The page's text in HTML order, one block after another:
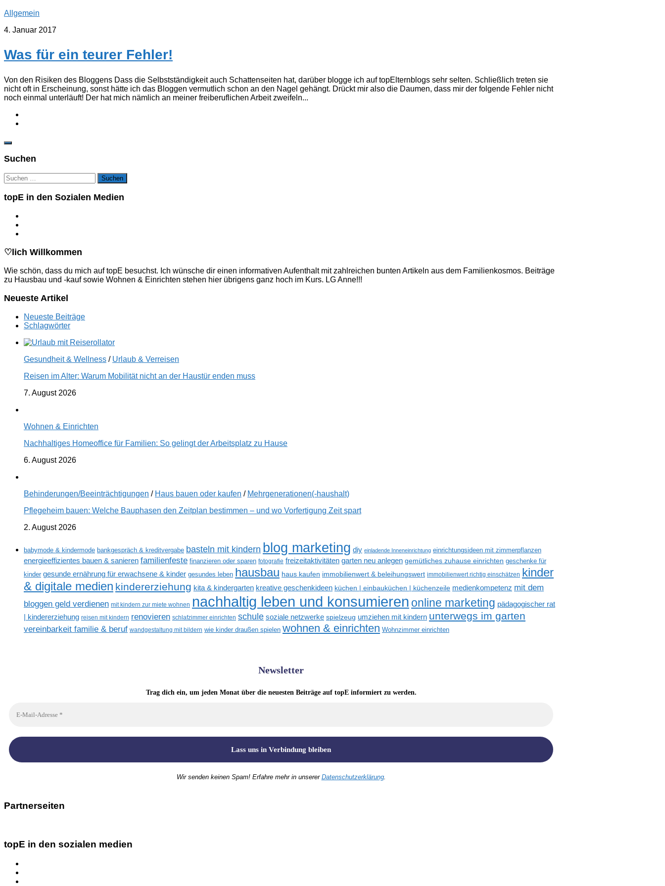
Allgemein
4. Januar 2017
Was für ein teurer Fehler!
Von den Risiken des Bloggens Dass die Selbstständigkeit auch Schattenseiten hat, darüber blogge ich auf topElternblogs sehr selten. Schließlich treten sie
nicht oft in Erscheinung, sonst hätte ich das Bloggen vermutlich schon an den Nagel gehängt. Drückt mir also die Daumen, dass mir der folgende Fehler nicht
noch einmal unterläuft! Der hat mich nämlich an meiner freiberuflichen Arbeit zweifeln...
Suchen
Suchen
nach:
topE in den Sozialen Medien
♡lich Willkommen
Wie schön, dass du mich auf topE besuchst. Ich wünsche dir einen informativen Aufenthalt mit zahlreichen bunten Artikeln aus dem Familienkosmos. Beiträge
zu Hausbau und -kauf sowie Wohnen & Einrichten stehen hier übrigens ganz hoch im Kurs. LG Anne!!!
Neueste Artikel
Neueste Beiträge
Schlagwörter
Gesundheit & Wellness / Urlaub & Verreisen
Reisen im Alter: Warum Mobilität nicht an der Haustür enden muss
7. August 2026
Wohnen & Einrichten
Nachhaltiges Homeoffice für Familien: So gelingt der Arbeitsplatz zu Hause
6. August 2026
Behinderungen/Beeinträchtigungen / Haus bauen oder kaufen / Mehrgenerationen(-haushalt)
Pflegeheim bauen: Welche Bauphasen den Zeitplan bestimmen – und wo Vorfertigung Zeit spart
2. August 2026
babymode & kindermode bankgespräch & kreditvergabe basteln mit kindern blog marketing diy einladende Inneneinrichtung einrichtungsideen mit zimmerpflanzen
energieeffizientes bauen & sanieren familienfeste finanzieren oder sparen fotografie freizeitaktivitäten garten neu anlegen gemütliches zuhause einrichten geschenke für
kinder gesunde ernährung für erwachsene & kinder gesundes leben hausbau haus kaufen immobilienwert & beleihungswert immobilienwert richtig einschätzen kinder
& digitale medien kindererziehung kita & kindergarten kreative geschenkideen küchen | einbauküchen | küchenzeile medienkompetenz mit dem
bloggen geld verdienen mit kindern zur miete wohnen nachhaltig leben und konsumieren online marketing pädagogischer rat
| kindererziehung reisen mit kindern renovieren schlafzimmer einrichten schule soziale netzwerke spielzeug umziehen mit kindern unterwegs im garten
vereinbarkeit familie & beruf wandgestaltung mit bildern wie kinder draußen spielen wohnen & einrichten Wohnzimmer einrichten
Newsletter
Trag dich ein, um jeden Monat über die neuesten Beiträge auf topE informiert zu werden.
Wir senden keinen Spam! Erfahre mehr in unserer Datenschutzerklärung.
Partnerseiten
topE in den sozialen medien